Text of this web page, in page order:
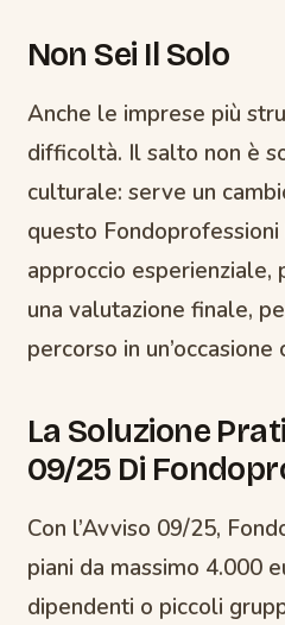
Non Sei Il Solo
Anche le imprese più
difficoltà. Il salto non è
culturale: serve un
questo
approccio esperienziale,
una valutazione finale,
percorso in
La Soluzione
09/25 Di
Con l’Avviso 09/25,
piani da massimo 4.000
dipendenti o piccoli